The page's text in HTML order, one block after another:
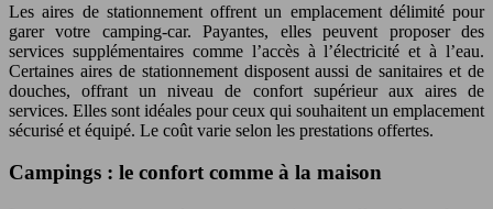
Les aires de stationnement offrent un emplacement délimité pour
garer votre camping-car. Payantes, elles peuvent proposer des
services supplémentaires comme l’accès à l’électricité et à l’eau.
Certaines aires de stationnement disposent aussi de sanitaires et de
douches, offrant un niveau de confort supérieur aux aires de
services. Elles sont idéales pour ceux qui souhaitent un emplacement
sécurisé et équipé. Le coût varie selon les prestations offertes.
Campings : le confort comme à la maison